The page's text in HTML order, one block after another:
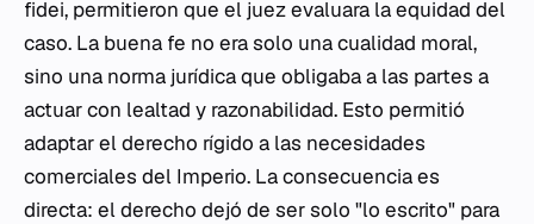
fidei, permitieron que el juez evaluara la equidad del
caso. La buena fe no era solo una cualidad moral,
sino una norma jurídica que obligaba a las partes a
actuar con lealtad y razonabilidad. Esto permitió
adaptar el derecho rígido a las necesidades
comerciales del Imperio. La consecuencia es
directa: el derecho dejó de ser solo "lo escrito" para